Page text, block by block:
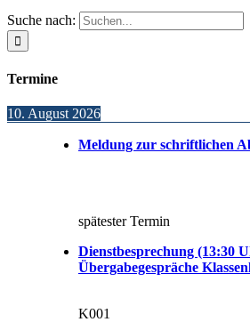
Suche nach:
Termine
10. August 2026
Meldung zur schriftlichen
spätester Termin
Dienstbesprechung (13:30
Übergabegespräche
K001